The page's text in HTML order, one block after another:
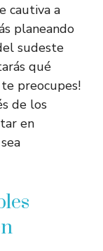
cautiva a
planeando
sudeste
qué
preocupes!
de los
en